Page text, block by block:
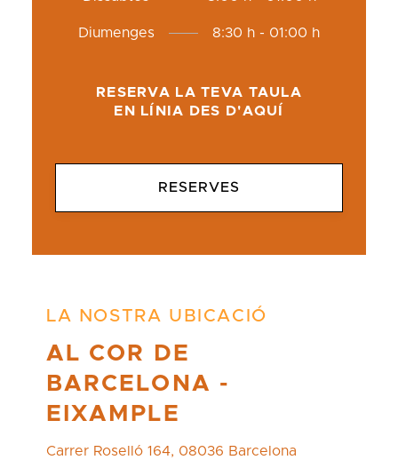
Diumenges 8:30 h - 01:00 h
RESERVA LA TEVA TAULA
EN LÍNIA DES D'AQUÍ
RESERVES
LA NOSTRA UBICACIÓ
AL COR DE
BARCELONA -
EIXAMPLE
Carrer Roselló 164, 08036 Barcelona